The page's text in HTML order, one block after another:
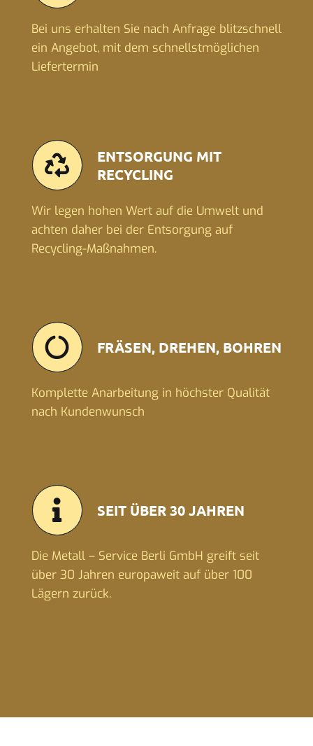
Bei uns erhalten Sie nach Anfrage blitzschnell
ein Angebot, mit dem schnellstmöglichen
Liefertermin
ENTSORGUNG MIT
RECYCLING
Wir legen hohen Wert auf die Umwelt und
achten daher bei der Entsorgung auf
Recycling-Maßnahmen.
FRÄSEN, DREHEN, BOHREN
Komplette Anarbeitung in höchster Qualität
nach Kundenwunsch
SEIT ÜBER 30 JAHREN
Die Metall – Service Berli GmbH greift seit
über 30 Jahren europaweit auf über 100
Lägern zurück.